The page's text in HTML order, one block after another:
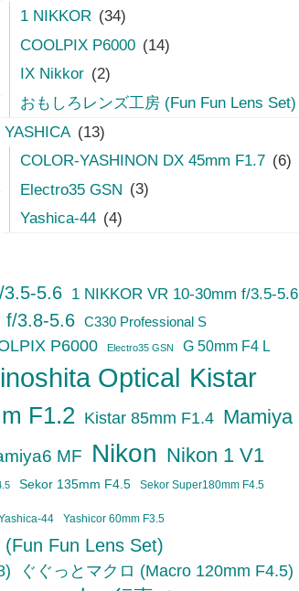
1 NIKKOR (34)
COOLPIX P6000 (14)
IX Nikkor (2)
おもしろレンズ工房 (Fun Fun Lens Set)
YASHICA (13)
COLOR-YASHINON DX 45mm F1.7 (6)
Electro35 GSN (3)
Yashica-44 (4)
3.5-5.6 1 NIKKOR VR 10-30mm f/3.5-5.6
f/3.8-5.6
C330 Professional S
P6000 Electro35 GSN G 50mm F4 L
Optical Kistar
F1.2 Kistar 85mm F1.4 Mamiya
MF Nikon Nikon 1 V1
Sekor 135mm F4.5 Sekor Super180mm F4.5
44 Yashicor 60mm F3.5
Fun Lens Set)
ぐぐっとマクロ (Macro 120mm F4.5)